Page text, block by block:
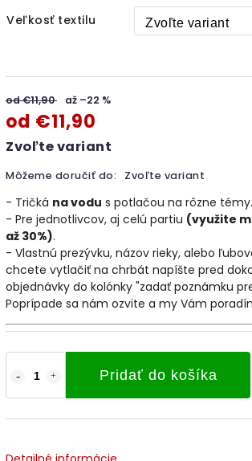
Veľkosť textilu
od €11,90 až –22 %
od €11,90
Zvoľte variant
Môžeme doručiť do: Zvoľte variant
Pridať do košíka
- Tričká na vodu s potlačou na rôzne témy.
- Pre jednotlivcov, aj celú partiu (využite
až 30%).
- Vlastnú prezývku, názov rieky, alebo
chcete vytlačiť na chrbát napíšte pred
objednávky do kolónky "zadať poznámku
Poprípade sa nám ozvite a my Vám